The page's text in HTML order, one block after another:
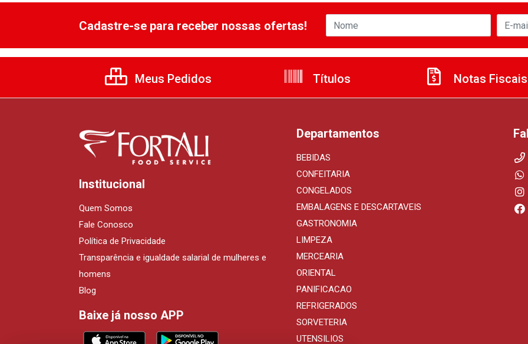
Cadastre-se para receber nossas ofertas!
Meus Pedidos Títulos Notas Fiscais
Institucional
Quem Somos
Fale Conosco
Política de Privacidade
Transparência e igualdade salarial de mulheres e
homens
Blog
Baixe já nosso APP
Departamentos
BEBIDAS
CONFEITARIA
CONGELADOS
EMBALAGENS E DESCARTAVEIS
GASTRONOMIA
LIMPEZA
MERCEARIA
ORIENTAL
PANIFICACAO
REFRIGERADOS
SORVETERIA
UTENSILIOS